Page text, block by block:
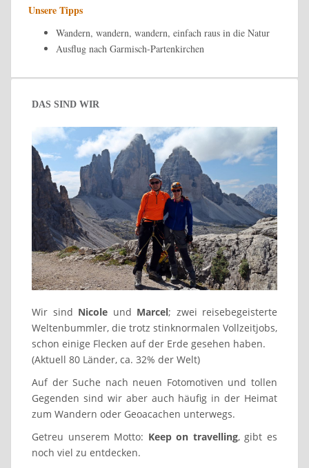
Unsere Tipps
Wandern, wandern, wandern, einfach raus in die Natur
Ausflug nach Garmisch-Partenkirchen
DAS SIND WIR
Wir sind Nicole und Marcel; zwei reisebegeisterte
Weltenbummler, die trotz stinknormalen Vollzeitjobs,
schon einige Flecken auf der Erde gesehen haben.
(Aktuell 80 Länder, ca. 32% der Welt)
Auf der Suche nach neuen Fotomotiven und tollen
Gegenden sind wir aber auch häufig in der Heimat
zum Wandern oder Geoacachen unterwegs.
Getreu unserem Motto: Keep on travelling, gibt es
noch viel zu entdecken.